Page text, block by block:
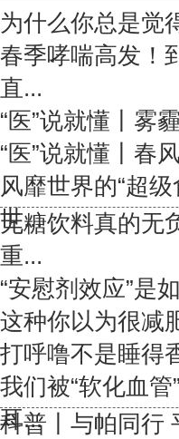
为什么你总是觉
春季哮喘高发！
直...
“医”说就懂丨雾
“医”说就懂丨春
风靡世界的“超
世...
无糖饮料真的无
重...
“安慰剂效应”是
这种你以为很减
打呼噜不是睡得
我们被“软化血
耳...
科普丨与帕同